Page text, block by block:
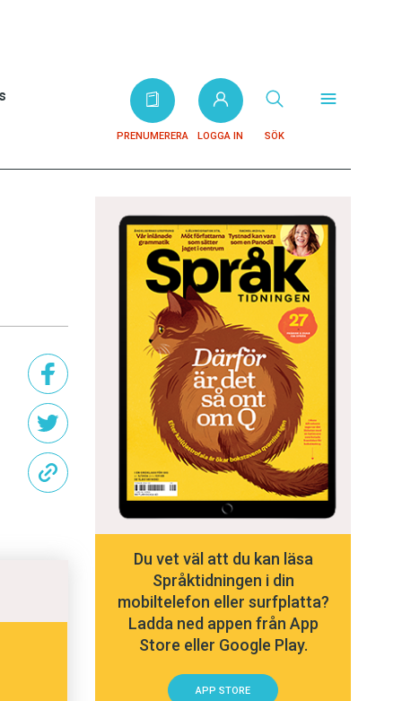
PRENUMERERA LOGGA IN SÖK
Du vet väl att du kan läsa
Språktidningen i din
mobiltelefon eller surfplatta?
Ladda ned appen från App
Store eller Google Play.
APP STORE